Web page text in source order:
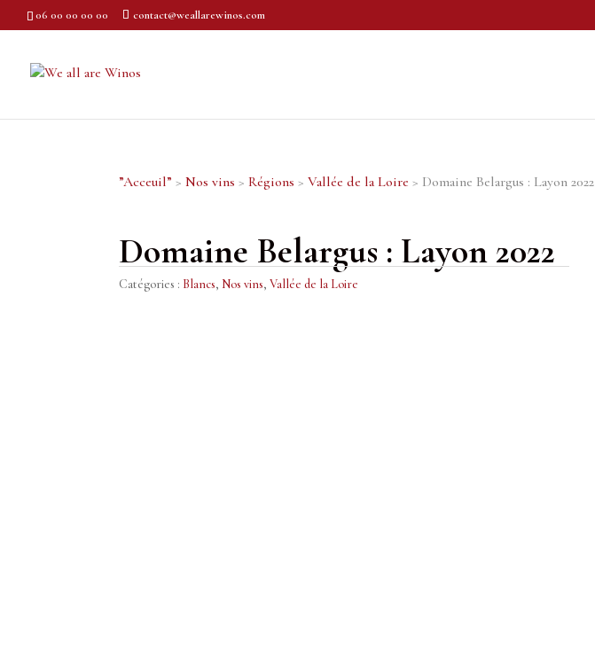
06 00 00 00 00 contact@weallarewinos.com
”Acceuil” >Nos vins >Régions >Vallée de la Loire > Domaine Belargus : Layon 2022
Domaine Belargus : Layon 2022
Catégories : Blancs, Nos vins,Vallée de la Loire